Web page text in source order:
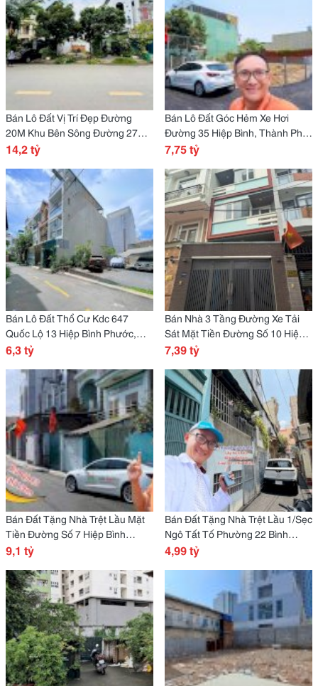
Bán Lô Đất Vị Trí Đẹp Đường
20M Khu Bên Sông Đường 27
Hiệp Bình Chánh, Tp Thủ Đức
14,2 tỷ
Bán Lô Đất Góc Hẻm Xe Hơi
Đường 35 Hiệp Bình, Thành Phố
Thủ Đức
7,75 tỷ
Bán Lô Đất Thổ Cư Kdc 647
Quốc Lộ 13 Hiệp Bình Phước,
Thủ Đức
6,3 tỷ
Bán Nhà 3 Tầng Đường Xe Tải
Sát Mặt Tiền Đường Số 10 Hiệp
Bình Phước, Thủ Đức
7,39 tỷ
Bán Đất Tặng Nhà Trệt Lầu Mặt
Tiền Đường Số 7 Hiệp Bình
Phước, Thủ Đức
9,1 tỷ
Bán Đất Tặng Nhà Trệt Lầu 1/Sẹc
Ngô Tất Tố Phường 22 Bình
Thạnh
4,99 tỷ